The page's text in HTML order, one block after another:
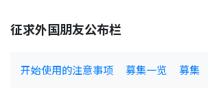
征求外国朋友公布栏
开始使用的注意事项 募集一览 募集